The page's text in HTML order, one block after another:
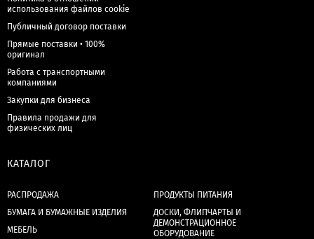
использования файлов cookie
Публичный договор поставки
Прямые поставки • 100%
оригинал
Работа с транспортными
компаниями
Закупки для бизнеса
Правила продажи для
физических лиц
КАТАЛОГ
РАСПРОДАЖА
БУМАГА И БУМАЖНЫЕ ИЗДЕЛИЯ
МЕБЕЛЬ
ПРОДУКТЫ ПИТАНИЯ
ДОСКИ, ФЛИПЧАРТЫ И
ДЕМОНСТРАЦИОННОЕ
ОБОРУДОВАНИЕ